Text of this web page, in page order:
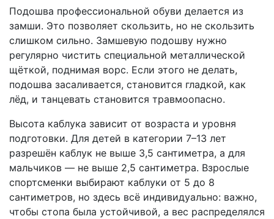
Подошва профессиональной обуви делается из
замши. Это позволяет скользить, но не скользить
слишком сильно. Замшевую подошву нужно
регулярно чистить специальной металлической
щёткой, поднимая ворс. Если этого не делать,
подошва засаливается, становится гладкой, как
лёд, и танцевать становится травмоопасно.
Высота каблука зависит от возраста и уровня
подготовки. Для детей в категории 7–13 лет
разрешён каблук не выше 3,5 сантиметра, а для
мальчиков — не выше 2,5 сантиметра. Взрослые
спортсменки выбирают каблуки от 5 до 8
сантиметров, но здесь всё индивидуально: важно,
чтобы стопа была устойчивой, а вес распределялся